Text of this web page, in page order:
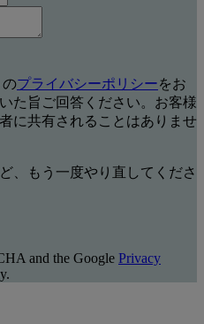
のプライバシーポリシーをお
た旨ご回答ください。お客様
に共有されることはありませ
、もう一度やり直してくださ
and the Google Privacy